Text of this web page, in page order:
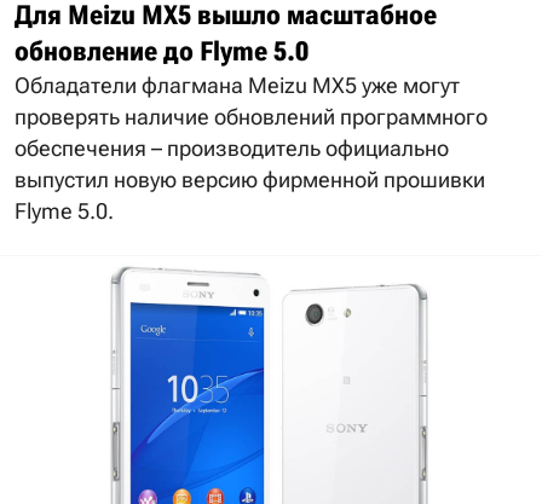
Для Meizu MX5 вышло масштабное
обновление до Flyme 5.0
Обладатели флагмана Meizu MX5 уже могут
проверять наличие обновлений программного
обеспечения – производитель официально
выпустил новую версию фирменной прошивки
Flyme 5.0.